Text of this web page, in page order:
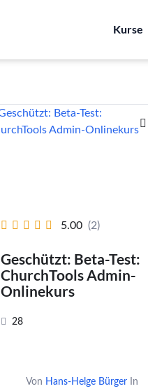
Kurse
5.00 (2)
Geschützt: Beta-Test:
ChurchTools Admin-
Onlinekurs
28
Von Hans-Helge Bürger In